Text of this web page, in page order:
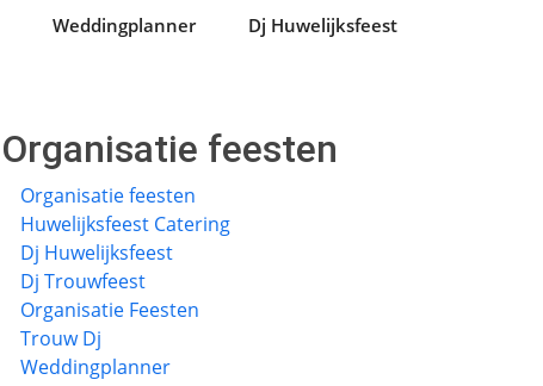
Weddingplanner Dj Huwelijksfeest
Organisatie feesten
Organisatie feesten
Huwelijksfeest Catering
Dj Huwelijksfeest
Dj Trouwfeest
Organisatie Feesten
Trouw Dj
Weddingplanner